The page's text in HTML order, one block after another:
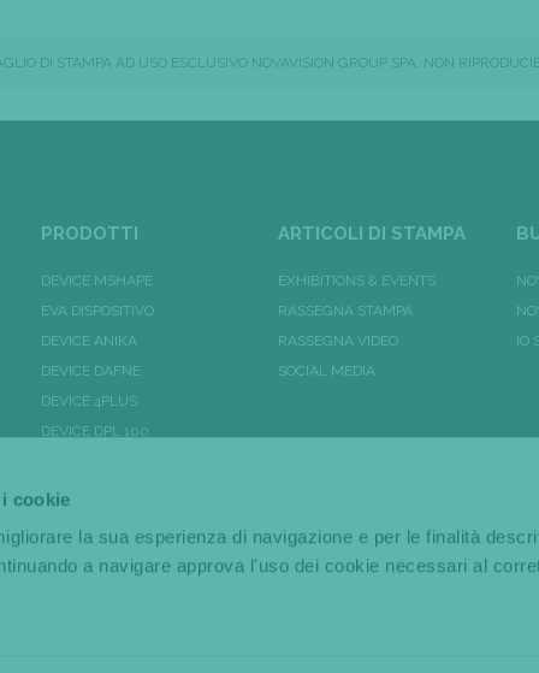
cookie
la sua esperienza di navigazione e per le finalità
a navigare approva l'uso dei cookie necessari al
DI STAMPA AD USO ESCLUSIVO NOVAVISION GROUP SPA, NON
PRODOTTI
DEVICE MSHAPE
EVA DISPOSITIVO
DEVICE ANIKA
DEVICE DAFNE
DEVICE 4PLUS
DEVICE DPL 100
DEVICE BODYKA
ARTICOLI DI STAMPA
EXHIBITIONS & EVENTS
RASSEGNA STAMPA
RASSEGNA VIDEO
SOCIAL MEDIA
IO